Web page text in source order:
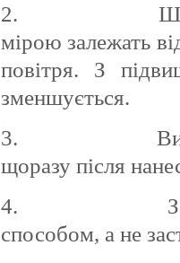
2.
мірою залежать
повітря. З
зменшується.
3.
щоразу після
4.
способом, а не